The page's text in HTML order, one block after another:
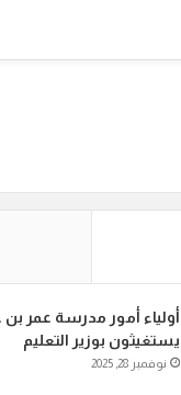
أولياء أمور مدرسة عمر بن
يستغيثون بوزير التعليم
نوفمبر 28, 2025